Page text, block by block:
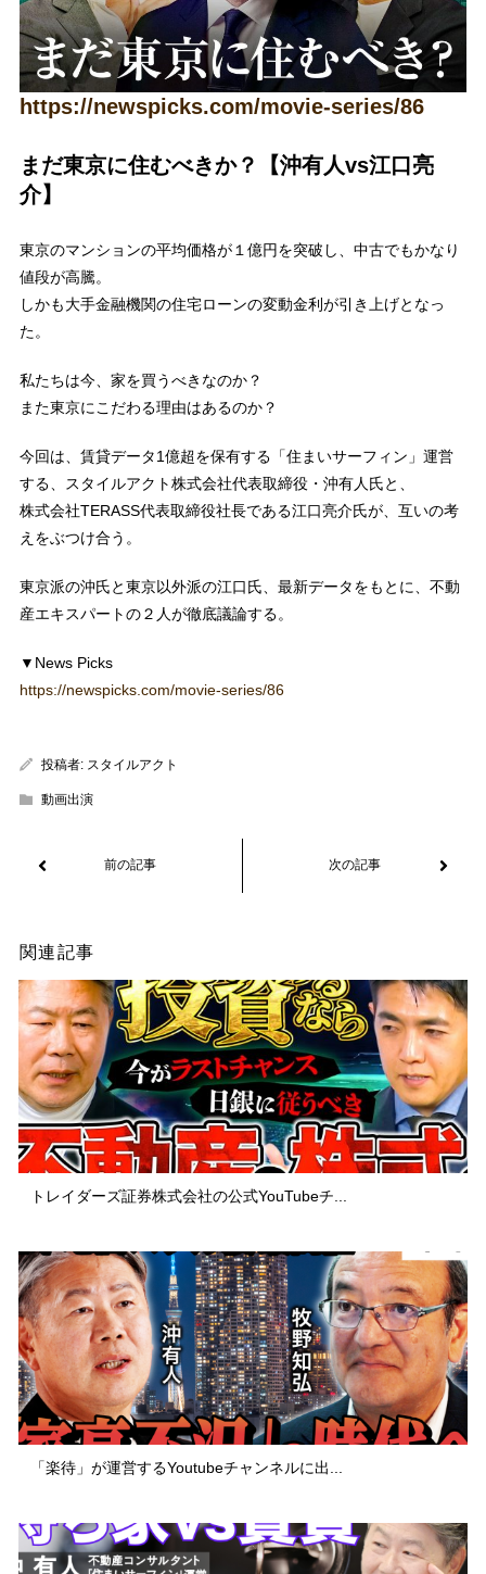
https://newspicks.com/movie-series/86
まだ東京に住むべきか？【沖有人vs江口亮
介】
東京のマンションの平均価格が１億円を突破し、中古でもかなり
値段が高騰。
しかも大手金融機関の住宅ローンの変動金利が引き上げとなっ
た。
私たちは今、家を買うべきなのか？
また東京にこだわる理由はあるのか？
今回は、賃貸データ1億超を保有する「住まいサーフィン」運営
する、スタイルアクト株式会社代表取締役・沖有人氏と、
株式会社TERASS代表取締役社長である江口亮介氏が、互いの考
えをぶつけ合う。
東京派の沖氏と東京以外派の江口氏、最新データをもとに、不動
産エキスパートの２人が徹底議論する。
▼News Picks
https://newspicks.com/movie-series/86
投稿者: スタイルアクト
動画出演
関連記事
トレイダーズ証券株式会社の公式YouTubeチ...
「楽待」が運営するYoutubeチャンネルに出...